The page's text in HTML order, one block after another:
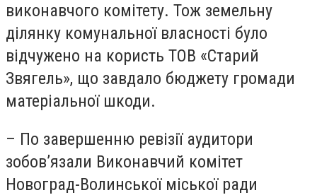
виконавчого комітету. Тож земельну
ділянку комунальної власності було
відчужено на користь ТОВ «Старий
Звягель», що завдало бюджету громади
матеріальної шкоди.
– По завершенню ревізії аудитори
зобов’язали Виконавчий комітет
Новоград-Волинської міської ради